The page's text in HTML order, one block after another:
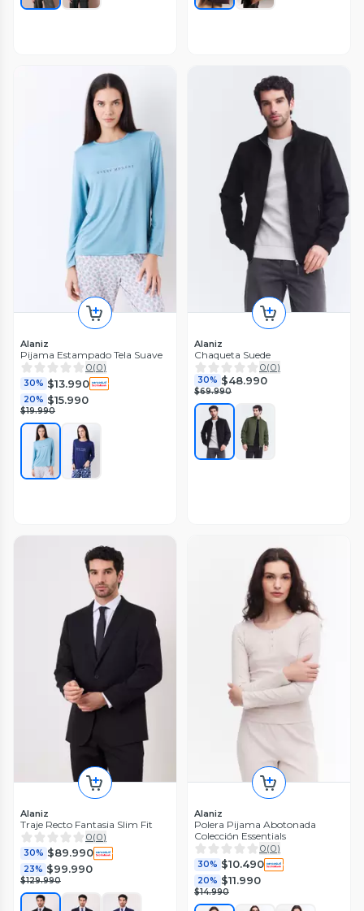
Alaniz
Pijama Estampado Tela Suave
0(0)
30% $13.990
20% $15.990
$19.990
Alaniz
Chaqueta Suede
0(0)
30% $48.990
$69.990
Alaniz
Traje Recto Fantasia Slim Fit
0(0)
30% $89.990
23% $99.990
$129.990
Alaniz
Polera Pijama Abotonada
Colección Essentials
0(0)
30% $10.490
20% $11.990
$14.990